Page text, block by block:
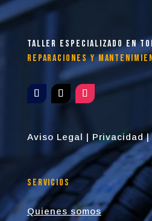
taller especializado en
reparaciones y
Aviso Legal | Privacidad|
Servicios
Quienes somos